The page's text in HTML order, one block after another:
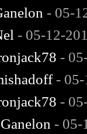
- 05-
- 05-12-
-
- 05-
-
Ganelon - 05-